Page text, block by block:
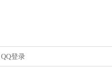
QQ登录